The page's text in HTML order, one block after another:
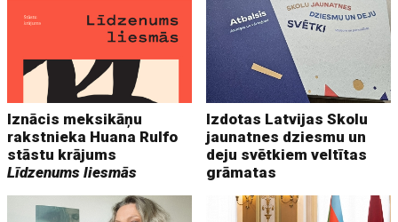
Iznācis meksikāņu
rakstnieka Huana Rulfo
stāstu krājums
Līdzenums liesmās
Izdotas Latvijas Skolu
jaunatnes dziesmu un
deju svētkiem veltītas
grāmatas